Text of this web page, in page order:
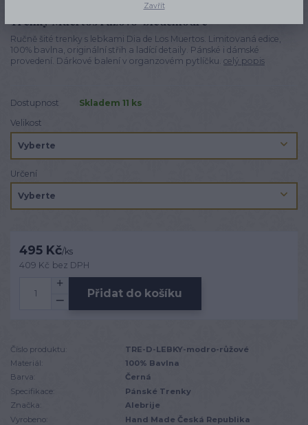
Trenky Muertos růžovo-bleděmodré
Ručně šité trenky s lebkami Dia de Los Muertos. Limitovaná edice,
100% bavlna, originální střih a ladící detaily. Pánské i dámské
provedení. Dárkové balení v organzovém pytlíčku. celý popis
Dostupnost
Skladem 11 ks
Velikost
Určení
495 Kč/ks
409 Kč bez DPH
Přidat do košíku
Číslo produktu:
TRE-D-LEBKY-modro-růžové
Materiál:
100% Bavlna
Barva:
Černá
Specifikace:
Pánské Trenky
Značka:
Alebrije
Vyrobeno:
Hand Made Česká Republika
Zavřít